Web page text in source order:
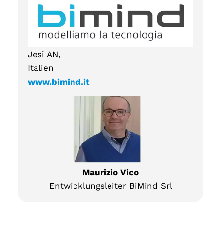
Jesi AN,
Italien
www.bimind.it
Maurizio Vico
Entwicklungsleiter BiMind Srl